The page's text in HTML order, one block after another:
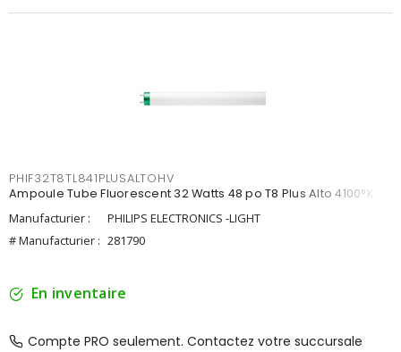
PHIF32T8TL841PLUSALTOHV
Ampoule Tube Fluorescent 32 Watts 48 po T8 Plus Alto 4100°K
Manufacturier :
PHILIPS ELECTRONICS -LIGHT
# Manufacturier : 281790
En inventaire
Compte PRO seulement. Contactez votre succursale